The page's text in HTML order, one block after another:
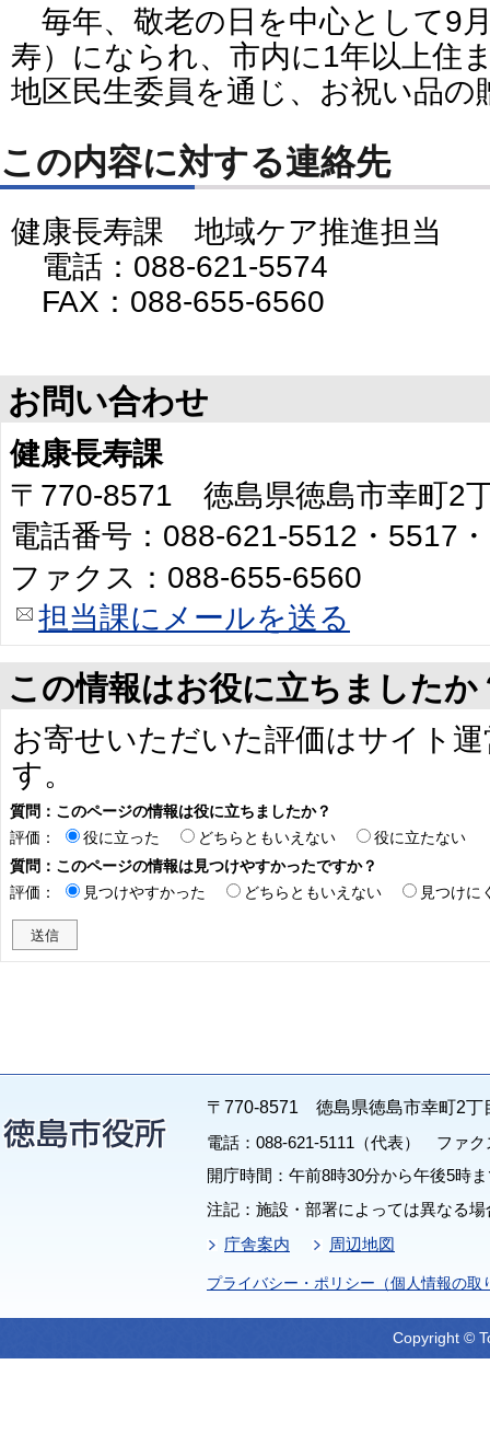
毎年、敬老の日を中心として9
寿）になられ、市内に1年以上住
地区民生委員を通じ、お祝い品
この内容に対する連絡先
健康長寿課 地域ケア推進担当
電話：088-621-5574
FAX：088-655-6560
お問い合わせ
健康長寿課
〒770-8571 徳島県徳島市幸町2
電話番号：088-621-5512・5517
ファクス：088-655-6560
担当課にメールを送る
この情報はお役に立ちましたか
お寄せいただいた評価はサイト
す。
質問：このページの情報は役に立ちましたか？
評価：
役に立った どちらともいえない
役に立たない
質問：このページの情報は見つけやすかったですか？
評価：
見つけやすかった どちらともいえない 見つけに
〒770-8571 徳島県徳島市幸町2丁
電話：088-621-5111（代表） ファク
開庁時間：午前8時30分から午後5時
注記：施設・部署によっては異なる
庁舎案内
周辺地図
プライバシー・ポリシー（個人情報の取
Copyright ©